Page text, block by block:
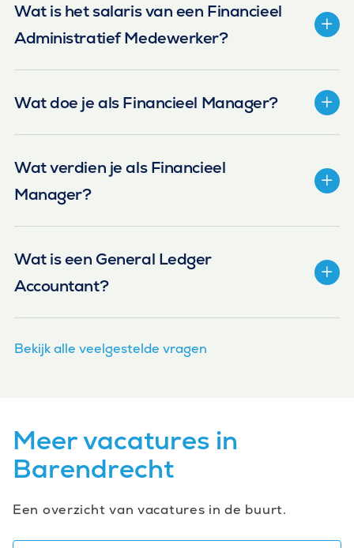
Wat is het salaris van een Financieel
Administratief Medewerker?
Wat doe je als Financieel Manager?
Wat verdien je als Financieel
Manager?
Wat is een General Ledger
Accountant?
Bekijk alle veelgestelde vragen
Meer vacatures in
Barendrecht
Een overzicht van vacatures in de buurt.